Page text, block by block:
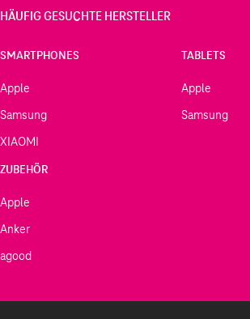
HÄUFIG GESUCHTE HERSTELLER
SMARTPHONES
Apple
Samsung
XIAOMI
TABLETS
Apple
Samsung
ZUBEHÖR
Apple
Anker
agood